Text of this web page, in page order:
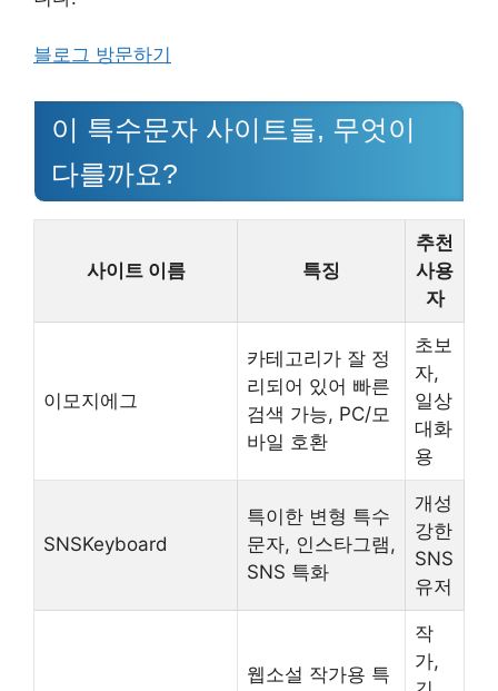
블로그 방문하기
이 특수문자 사이트들, 무엇이
다를까요?
사이트 이름 특징
추천
사용
자
이모지에그
카테고리가 잘 정
리되어 있어 빠른
검색 가능, PC/모
바일 호환
초보
자,
일상
대화
용
SNSKeyboard
특이한 변형 특수
문자, 인스타그램,
SNS 특화
개성
강한
SNS
유저
웹소설 작가용 특
작
가,